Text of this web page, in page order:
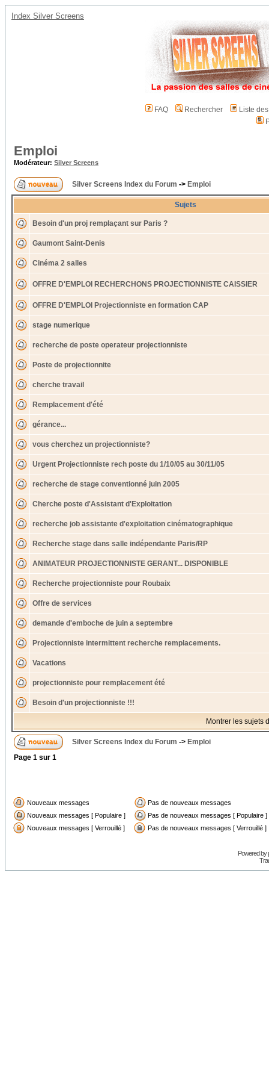
Index Silver Screens
FAQ Rechercher
Liste
Emploi
Modérateur: Silver Screens
Silver Screens Index du Forum -> Emploi
Sujets
Besoin d'un proj remplaçant sur Paris ?
Gaumont Saint-Denis
Cinéma 2 salles
OFFRE D'EMPLOI RECHERCHONS PROJECTIONNISTE CAISSIER
OFFRE D'EMPLOI Projectionniste en formation CAP
stage numerique
recherche de poste operateur projectionniste
Poste de projectionnite
cherche travail
Remplacement d'été
gérance...
vous cherchez un projectionniste?
Urgent Projectionniste rech poste du 1/10/05 au 30/11/05
recherche de stage conventionné juin 2005
Cherche poste d'Assistant d'Exploitation
recherche job assistante d'exploitation cinématographique
Recherche stage dans salle indépendante Paris/RP
ANIMATEUR PROJECTIONNISTE GERANT... DISPONIBLE
Recherche projectionniste pour Roubaix
Offre de services
demande d'emboche de juin a septembre
Projectionniste intermittent recherche remplacements.
Vacations
projectionniste pour remplacement été
Besoin d'un projectionniste !!!
Montrer les sujets
Silver Screens Index du Forum -> Emploi
Page 1 sur 1
Nouveaux messages
Pas de nouveaux messages
Nouveaux messages [ Populaire ]
Pas de nouveaux messages [ Populaire ]
Nouveaux messages [ Verrouillé ]
Pas de nouveaux messages [ Verrouillé ]
Powered by